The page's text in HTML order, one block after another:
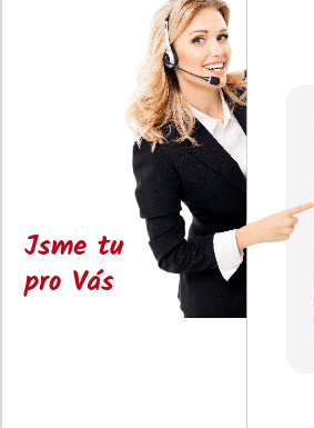
Jsme tu
pro Vás